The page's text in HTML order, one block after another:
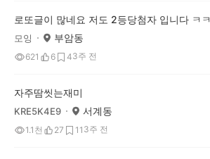
로또글이 많네요 저도 2등당첨자 입니다 ㅋㅋ
모잉 부암동
621 6 43주 전
자주땀씻는재미
KRE5K4E9 서계동
1.1천 27 11 3주 전